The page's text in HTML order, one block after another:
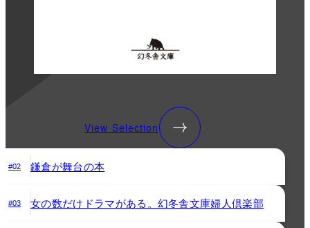
View Selection
#02 鎌倉が舞台の本
#03 女の数だけドラマがある。幻冬舎文庫婦人倶楽部